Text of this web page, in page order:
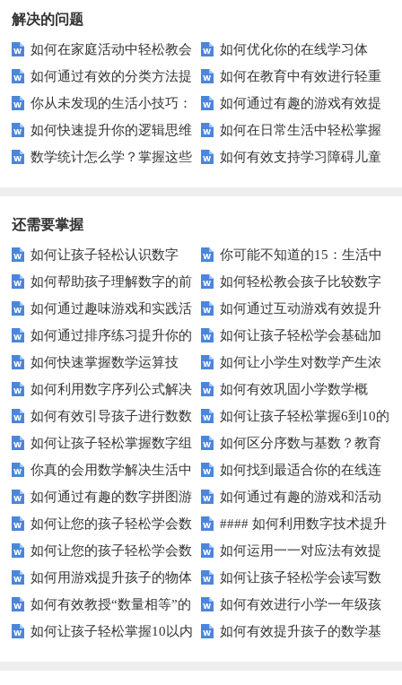
解决的问题
如何在家庭活动中轻松教会
孩子长度概念？
如何优化你的在线学习体
验？五招让你成为高效学习者！
如何通过有效的分类方法提
升教育质量？
如何在教育中有效进行轻重
比较？
你从未发现的生活小技巧：
数学原来这么有用？
如何通过有趣的游戏有效提
升孩子的观察力？
如何快速提升你的逻辑思维
能力？试试这5个方法！
如何在日常生活中轻松掌握
这些必备技能？
数学统计怎么学？掌握这些
如何有效支持学习障碍儿童
还需要掌握
如何让孩子轻松认识数字
15？这些方法太实用了！
你可能不知道的15：生活中
隐藏的数学秘密？
如何帮助孩子理解数字的前
后顺序？
如何轻松教会孩子比较数字
大小？这些建议或许有帮助！
如何通过趣味游戏和实践活
动让孩子轻松掌握数字顺序？
如何通过互动游戏有效提升
孩子的数字识别能力？
如何通过排序练习提升你的
逻辑思维能力？
如何让孩子轻松学会基础加
减法？家长必看的实用技巧！
如何快速掌握数学运算技
巧？四则运算实战指南
如何让小学生对数学产生浓
厚兴趣？趣味数学活动大揭秘！
如何利用数字序列公式解决
复杂数学问题？
如何有效巩固小学数学概
念？
如何有效引导孩子进行数数
练习？家长必看的五大技巧
如何让孩子轻松掌握6到10的
数字读写？
如何让孩子轻松掌握数字组
成的奥秘？
如何区分序数与基数？教育
中这些知识点要知道！
你真的会用数学解决生活中
的难题吗？
如何找到最适合你的在线连
线游戏？
如何通过有趣的数字拼图游
戏提升孩子的数学能力？
如何通过有趣的游戏和活动
提升孩子的数字顺序技能？
如何让您的孩子轻松学会数
字大小比较？
#### 如何利用数字技术提升
在线学习效果？
如何让您的孩子轻松学会数
字大小比较？
如何运用一一对应法有效提
升学习效率？
如何用游戏提升孩子的物体
数量比较能力？
如何让孩子轻松学会读写数
字？试试这些有趣的方法！
如何有效教授“数量相等”的
概念？——提升孩子的数学思维
如何有效进行小学一年级孩
子的数学练习？
如何让孩子轻松掌握10以内
如何有效提升孩子的数学基